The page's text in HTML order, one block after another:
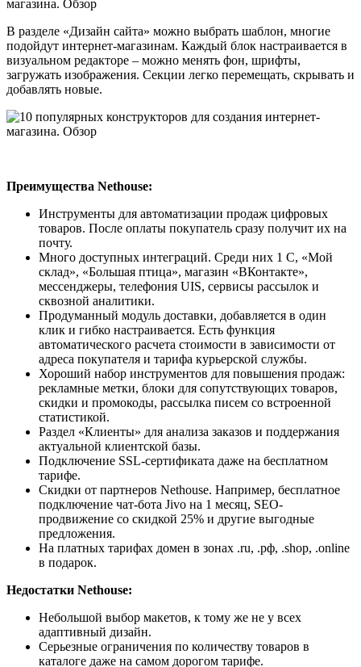
В разделе «Дизайн сайта» можно выбрать шаблон, многие
подойдут интернет-магазинам. Каждый блок настраивается в
визуальном редакторе – можно менять фон, шрифты,
загружать изображения. Секции легко перемещать, скрывать и
добавлять новые.
Преимущества Nethouse:
Инструменты для автоматизации продаж цифровых
товаров. После оплаты покупатель сразу получит их на
почту.
Много доступных интеграций. Среди них 1 С, «Мой
склад», «Большая птица», магазин «ВКонтакте»,
мессенджеры, телефония UIS, сервисы рассылок и
сквозной аналитики.
Продуманный модуль доставки, добавляется в один
клик и гибко настраивается. Есть функция
автоматического расчета стоимости в зависимости от
адреса покупателя и тарифа курьерской службы.
Хороший набор инструментов для повышения продаж:
рекламные метки, блоки для сопутствующих товаров,
скидки и промокоды, рассылка писем со встроенной
статистикой.
Раздел «Клиенты» для анализа заказов и поддержания
актуальной клиентской базы.
Подключение SSL-сертификата даже на бесплатном
тарифе.
Скидки от партнеров Nethouse. Например, бесплатное
подключение чат-бота Jivo на 1 месяц, SEO-
продвижение со скидкой 25% и другие выгодные
предложения.
На платных тарифах домен в зонах .ru, .рф, .shop, .online
в подарок.
Недостатки Nethouse:
Небольшой выбор макетов, к тому же не у всех
адаптивный дизайн.
Серьезные ограничения по количеству товаров в
каталоге даже на самом дорогом тарифе.